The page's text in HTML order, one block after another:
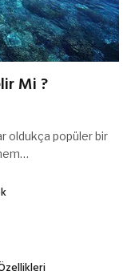
Mi ?
oldukça popüler bir